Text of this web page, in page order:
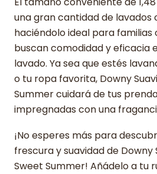
una gran cantidad de lavados
haciéndolo ideal para familias
buscan comodidad y eficacia
lavado. Ya sea que estés
o tu ropa favorita, Downy
Summer cuidará de tus
impregnadas con una
¡No esperes más para
frescura y suavidad de Downy
Sweet Summer! Añádelo a tu